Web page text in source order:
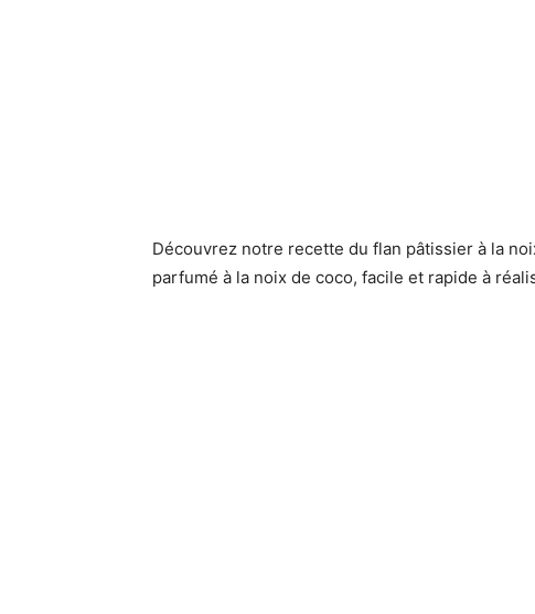
Découvrez notre recette du flan pâtissier à la
parfumé à la noix de coco, facile et rapide à